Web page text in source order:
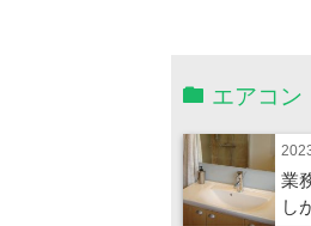
エアコン
業
し